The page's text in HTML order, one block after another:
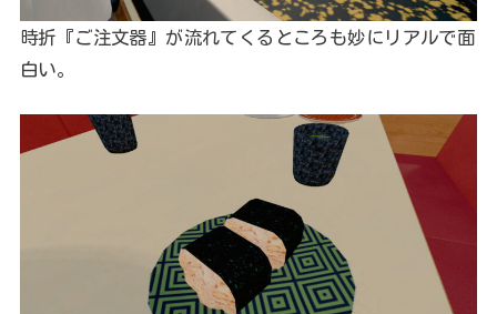
時折『ご注文器』が流れてくるところも妙にリアルで面
白い。